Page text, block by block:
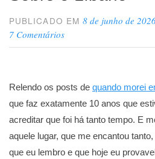
PUBLICADO EM8 de junho de
7 Comentários
Relendo os posts de quando morei
que faz exatamente 10 anos que
acreditar que foi há tanto tempo. E
aquele lugar, que me encantou
que eu lembro e que hoje eu